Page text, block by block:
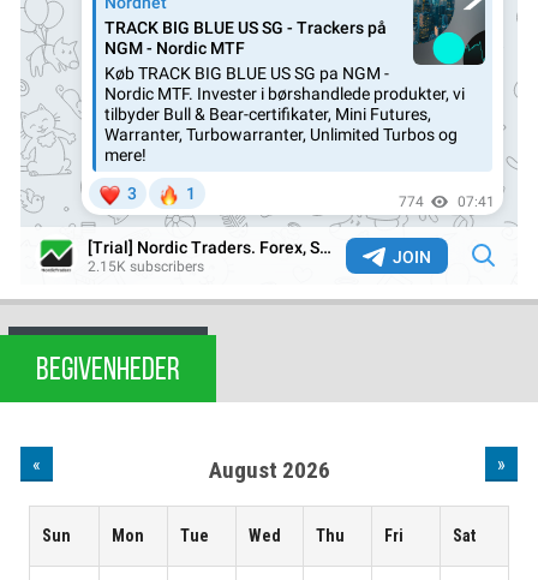
BEGIVENHEDER
« August 2026 »
Sun Mon Tue Wed Thu Fri Sat